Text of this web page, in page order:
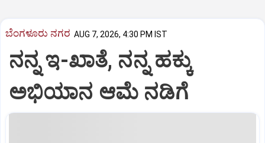
ಬೆಂಗಳೂರು ನಗರ AUG 7, 2026, 4:30 PM IST
ನನ್ನ ಇ-ಖಾತೆ, ನನ್ನ ಹಕ್ಕು
ಅಭಿಯಾನ ಆಮೆ ನಡಿಗೆ